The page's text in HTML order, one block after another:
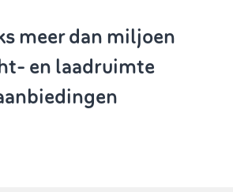
meer dan miljoen
en laadruimte